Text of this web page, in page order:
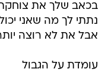
בכאב שלך את
נתתי לך מה שאני
אבל את לא רוצה
עומדת על הגבול